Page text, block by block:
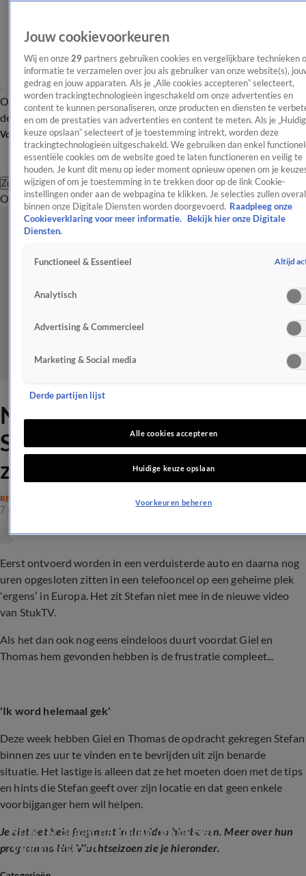
OverzichtAfleveringen Entertainment TV Algemeen
Tip
de redactieNieuwsbrief
Volg Shownieuws
Zoeken
OverzichtEntertainmentSpraakmakendRealityCrimeVideo's
Niemand helpt opgesloten
Stefan van StukTV: 'Sta niet
zo stom te kijken!'
REALITY
7 aug 2024, 17:20
Eerst ontvoerd worden in een verduisterde auto en daarna nog
uren opgesloten zitten in een telefooncel op een geheime plek
‘ergens’ in Europa. Het zit Stefan niet mee in de nieuwe video
van StukTV.
Als het dan ook nog eens eindeloos duurt voordat Giel en
Thomas hem gevonden hebben is de frustratie compleet...
'Ik word helemaal gek'
Deze week hebben Giel en Thomas de opdracht gekregen Stefan
binnen zes uur te vinden en te bevrijden uit zijn benarde
situatie. Het lastige is alleen dat ze het moeten doen met de tips
en hints die Stefan geeft over zijn locatie en dat geen enkele
voorbijganger hem wil helpen.
Je ziet het hele fragment in de video hierboven. Meer over hun
programma Het Vluchtseizoen zie je hieronder.
StukTV draait de rollen om in Het
Vluchtseizoen
Jouw cookievoorkeuren
Wij en onze 29 partners gebruiken cookies en vergelijkbare technieken
informatie te verzamelen over jou als gebruiker van onze website(s),
gedrag en jouw apparaten. Als je „Alle cookies accepteren” selecteert,
worden trackingtechnologieën ingeschakeld om onze advertenties en
content te kunnen personaliseren, onze producten en diensten te
en om de prestaties van advertenties en content te meten. Als je
keuze opslaan” selecteert of je toestemming intrekt, worden deze
trackingtechnologieën uitgeschakeld. We gebruiken dan enkel
essentiële cookies om de website goed te laten functioneren en veilig te
houden. Je kunt dit menu op ieder moment opnieuw openen om je
wijzigen of om je toestemming in te trekken door op de link Cookie-
instellingen onder aan de webpagina te klikken. Je selecties zullen overal
binnen onze Digitale Diensten worden doorgevoerd. Raadpleeg onze
Cookieverklaring voor meer informatie.
Bekijk hier onze Digitale
Diensten.
Functioneel & Essentieel Altijd
Analytisch
Advertising & Commercieel
Marketing & Social media
Derde partijen lijst
Alle cookies accepteren
Huidige keuze opslaan
Voorkeuren beheren